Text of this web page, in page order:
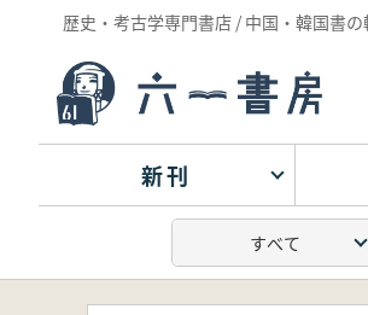
歴史・考古学専門書店 / 中国・韓国書
新刊